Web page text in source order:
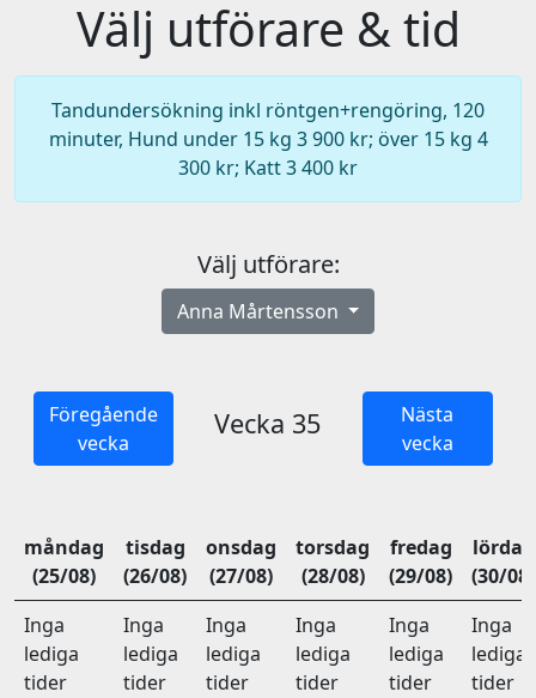
Välj utförare & tid
Tandundersökning inkl röntgen+rengöring, 120
minuter, Hund under 15 kg 3 900 kr; över 15 kg 4
300 kr; Katt 3 400 kr
Välj utförare:
Anna Mårtensson
Föregående
vecka
Vecka 35
Nästa
vecka
måndag
(25/08)
tisdag
(26/08)
onsdag
(27/08)
torsdag
(28/08)
fredag
(29/08)
lördag
(30/08)
Inga
lediga
tider
Inga
lediga
tider
Inga
lediga
tider
Inga
lediga
tider
Inga
lediga
tider
Inga
lediga
tider